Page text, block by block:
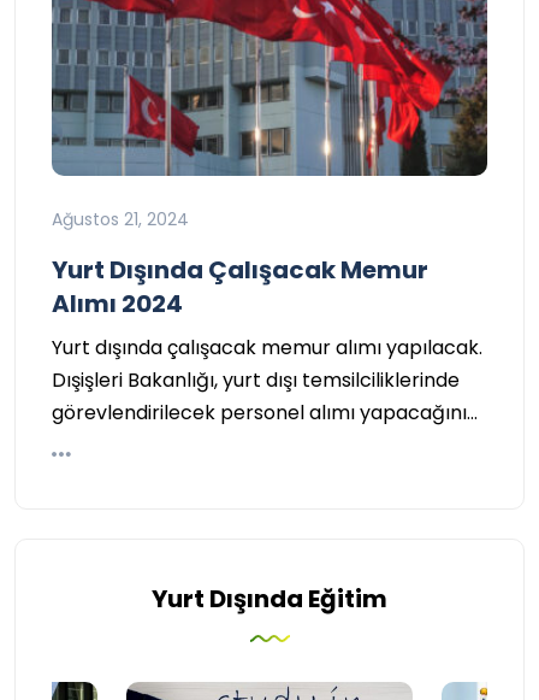
Ağustos 21, 2024
Yurt Dışında Çalışacak Memur
Alımı 2024
Yurt dışında çalışacak memur alımı yapılacak.
Dışişleri Bakanlığı, yurt dışı temsilciliklerinde
görevlendirilecek personel alımı yapacağını…
Yurt Dışında Eğitim